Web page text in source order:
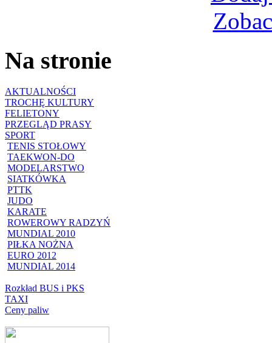
Na stronie
AKTUALNOŚCI
TROCHĘ KULTURY
FELIETONY
PRZEGLĄD PRASY
SPORT
TENIS STOŁOWY
TAEKWON-DO
MODELARSTWO
SIATKÓWKA
PTTK
JUDO
KARATE
ROWEROWY RADZYŃ
MUNDIAL 2010
PIŁKA NOŻNA
EURO 2012
MUNDIAL 2014
Rozkład BUS i PKS
TAXI
Ceny paliw